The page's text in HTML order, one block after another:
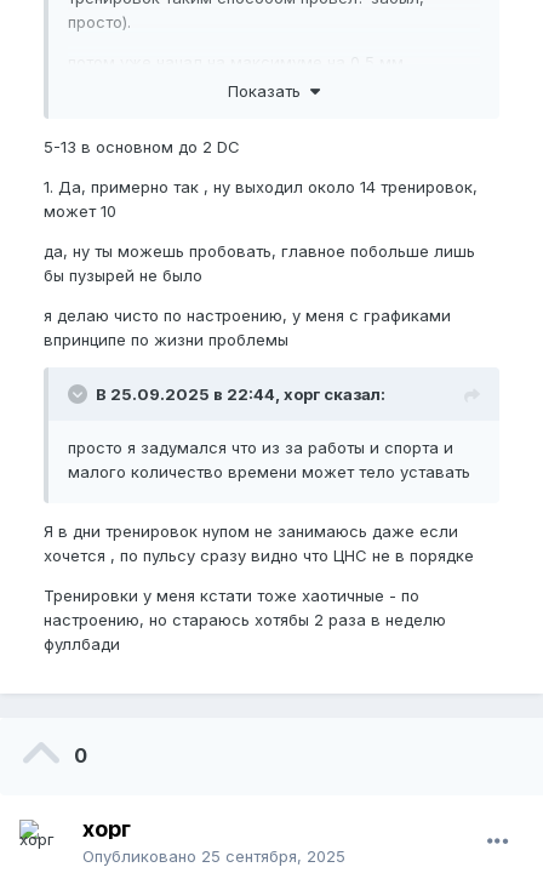
просто).
результат, но не прям эффективная треня, как
кстати, если ты с 14 тренировки подключил помпу,
реально повысили процент деформации, как на
первых тренях без помпы.
мне только вот интересно судя по датам, ты
перерывы не брал, типа по циклам? а то у тебя
полторы даже когда подключил помпу, ты сделал
длительного отдыха)
еще ты говорил что 1-2 трени в неделю это из за
просто я задумался что из за работы и спорта и
может возьму на заметку
Недоступно
Показать
5-13 в основном до 2 DC
1. Да, примерно так , ну выходил около 14 тренировок,
может 10
да, ну ты можешь пробовать, главное побольше лишь
бы пузырей не было
я делаю чисто по настроению, у меня с графиками
впринципе по жизни проблемы
В 25.09.2025 в 22:44, хорг сказал:
просто я задумался что из за работы и спорта и
малого количество времени может тело уставать
Я в дни тренировок нупом не занимаюсь даже если
хочется , по пульсу сразу видно что ЦНС не в порядке
Тренировки у меня кстати тоже хаотичные - по
настроению, но стараюсь хотябы 2 раза в неделю
фуллбади
0
хорг
Опубликовано 25 сентября, 2025